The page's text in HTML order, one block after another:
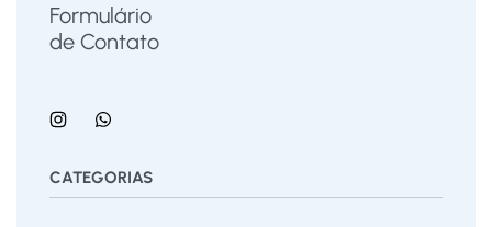
Formulário
de Contato
CATEGORIAS